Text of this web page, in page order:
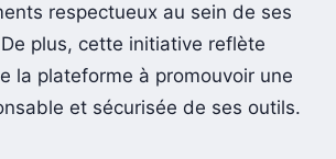
respectueux au sein de ses
plus, cette initiative reflète
la plateforme à promouvoir une
et sécurisée de ses outils.